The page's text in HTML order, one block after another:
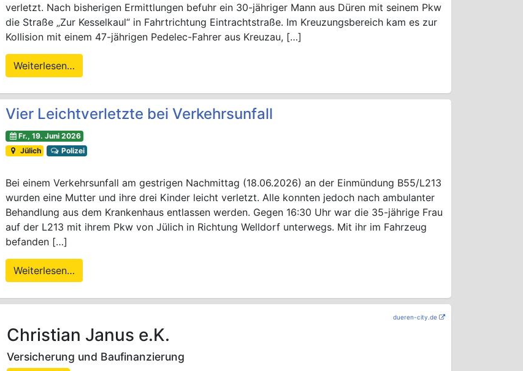
verletzt. Nach bisherigen Ermittlungen befuhr ein 30-jähriger Mann aus Düren mit seinem Pkw
die Straße „Zur Kesselkaul“ in Fahrtrichtung Eintrachtstraße. Im Kreuzungsbereich kam es zur
Kollision mit einem 47-jährigen Pedelec-Fahrer aus Kreuzau, […]
Weiterlesen…
Vier Leichtverletzte bei Verkehrsunfall
Fr., 19. Juni 2026
Jülich
Polizei
Bei einem Verkehrsunfall am gestrigen Nachmittag (18.06.2026) an der Einmündung B55/L213
wurden eine Mutter und ihre drei Kinder leicht verletzt. Alle konnten jedoch nach ambulanter
Behandlung aus dem Krankenhaus entlassen werden. Gegen 16:30 Uhr war die 35-jährige Frau
auf der L213 mit ihrem Pkw von Jülich in Richtung Welldorf unterwegs. Mit ihr im Fahrzeug
befanden […]
Weiterlesen…
dueren-city.de
Christian Janus e.K.
Versicherung und Baufinanzierung